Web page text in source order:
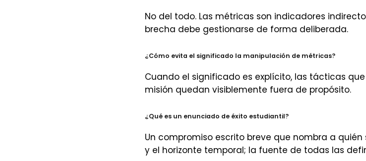
No del todo. Las métricas son indicadores
brecha debe gestionarse de forma deliberada.
¿Cómo evita el significado la manipulación de métricas?
Cuando el significado es explícito, las tácticas
misión quedan visiblemente fuera de propósito.
¿Qué es un enunciado de éxito estudiantil?
Un compromiso escrito breve que nombra a quién
y el horizonte temporal; la fuente de todas las